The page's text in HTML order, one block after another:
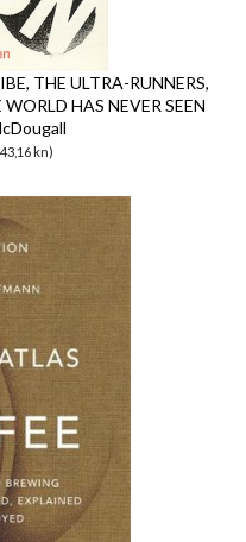
THE ULTRA-RUNNERS,
HAS NEVER SEEN
kn)